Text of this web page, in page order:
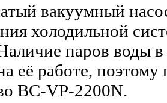
вакуумный
холодильной
паров воды
её работе,
BC-VP-2200N.